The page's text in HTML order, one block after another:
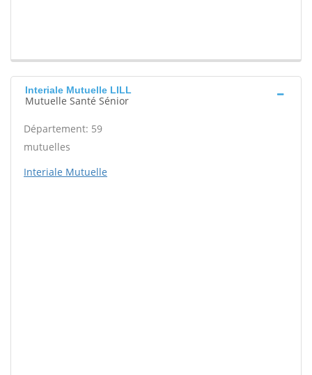
Interiale Mutuelle LILL
Mutuelle Santé Sénior
Département: 59
mutuelles
Interiale Mutuelle